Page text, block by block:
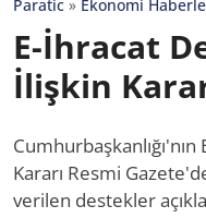
Paratic » Ekonomi
E-İhracat
İlişkin
Kararı Resmi
verilen destekler